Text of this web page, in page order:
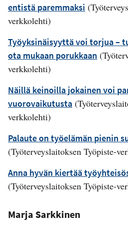
entistä paremmaksi
verkkolehti)
Työyksinäisyyttä voi torjua –
ota mukaan porukkaan
verkkolehti)
Näillä keinoilla jokainen voi
vuorovaikutusta
verkkolehti)
Palaute on työelämän pienin
(Työterveyslaitoksen Työpiste-
Anna hyvän kiertää
(Työterveyslaitoksen Työpiste-
Marja Sarkkinen